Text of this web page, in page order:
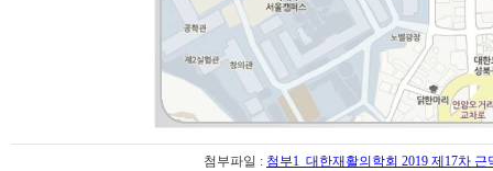
첨부파일 : 첨부1_대한재활의학회 2019 제17차